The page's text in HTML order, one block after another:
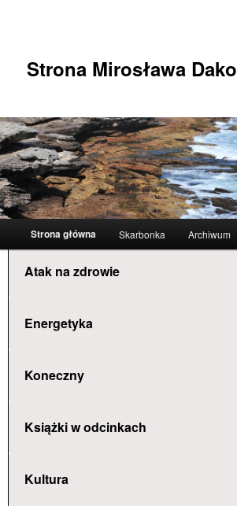
Strona Mirosława
GłówneStrona główna Skarbonka Archiwum
Atak na zdrowie
Energetyka
Koneczny
Książki w odcinkach
Kultura